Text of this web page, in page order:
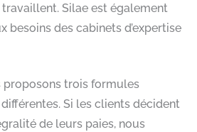
travaillent. Silae est également
besoins des cabinets d’expertise
proposons trois formules
Si les clients décident
de leurs paies, nous